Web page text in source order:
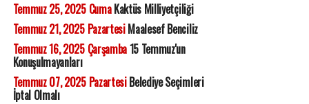
Temmuz 25, 2025 CumaKaktüs Milliyetçiliği
Temmuz 21, 2025 PazartesiMaalesef Benciliz
Temmuz 16, 2025 Çarşamba15 Temmuz'un
Konuşulmayanları
Temmuz 07, 2025 PazartesiBelediye Seçimleri
İptal Olmalı